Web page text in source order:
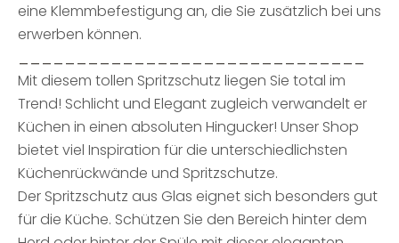
eine Klemmbefestigung an, die Sie zusätzlich bei uns
erwerben können.
Mit diesem tollen Spritzschutz liegen Sie total im
Trend! Schlicht und Elegant zugleich verwandelt er
Küchen in einen absoluten Hingucker! Unser Shop
bietet viel Inspiration für die unterschiedlichsten
Küchenrückwände und Spritzschutze.
Der Spritzschutz aus Glas eignet sich besonders gut
für die Küche. Schützen Sie den Bereich hinter dem